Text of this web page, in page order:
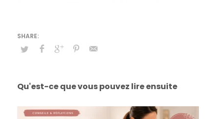
Qu'est-ce que vous pouvez lire ensuite